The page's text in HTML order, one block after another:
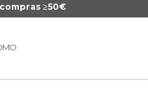
≥50€